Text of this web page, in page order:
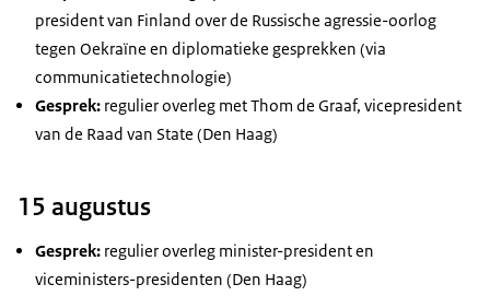
president van Finland over de Russische agressie-oorlog
tegen Oekraïne en diplomatieke gesprekken (via
communicatietechnologie)
Gesprek: regulier overleg met Thom de Graaf, vicepresident
van de Raad van State (Den Haag)
15 augustus
Gesprek: regulier overleg minister-president en
viceministers-presidenten (Den Haag)